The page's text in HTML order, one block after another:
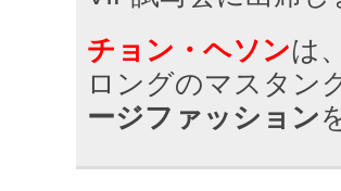
チョン・ヘソンは
ロングのマスタン
ージファッション